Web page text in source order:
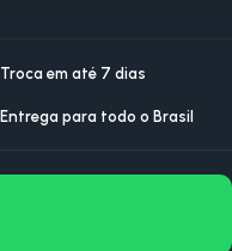
Troca em até 7 dias
Entrega para todo o Brasil